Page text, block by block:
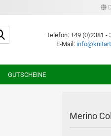
Telefon: +49 (0)2381 -
E-Mail:
GUTSCHEINE
Merino